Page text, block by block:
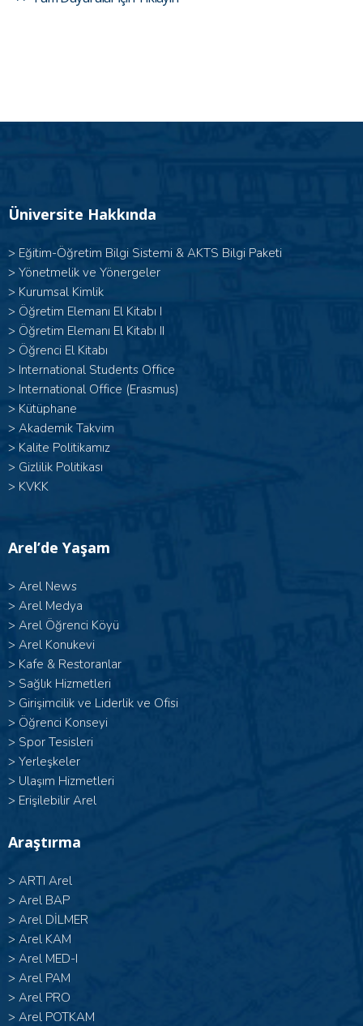
Üniversite Hakkında
> Eğitim-Öğretim Bilgi Sistemi & AKTS Bilgi Paketi
> Yönetmelik ve Yönergeler
> Kurumsal Kimlik
> Öğretim Elemanı El Kitabı I
> Öğretim Elemanı El Kitabı II
> Öğrenci El Kitabı
> International Students Office
> International Office (Erasmus)
> Kütüphane
> Akademik Takvim
> Kalite Politikamız
> Gizlilik Politikası
> KVKK
Arel’de Yaşam
> Arel News
> Arel Medya
> Arel Öğrenci Köyü
> Arel Konukevi
> Kafe & Restoranlar
> Sağlık Hizmetleri
> Girişimcilik ve Liderlik ve Ofisi
> Öğrenci Konseyi
> Spor Tesisleri
> Yerleşkeler
> Ulaşım Hizmetleri
> Erişilebilir Arel
Araştırma
> ARTI Arel
> Arel BAP
> Arel DİLMER
> Arel KAM
> Arel MED-I
> Arel PAM
> Arel PRO
> Arel POTKAM